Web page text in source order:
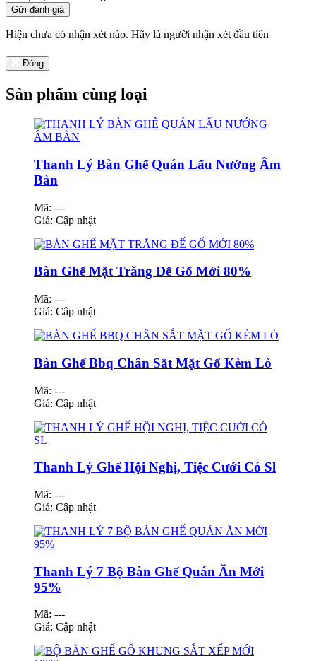
Gửi đánh giá
Hiện chưa có nhận xét nào. Hãy là người nhận xét đầu tiên
Đóng
Sản phẩm cùng loại
Thanh Lý Bàn Ghế Quán Lẩu Nướng Âm
Bàn
Mã: ---
Giá: Cập nhật
Bàn Ghế Mặt Trăng Đế Gổ Mới 80%
Mã: ---
Giá: Cập nhật
Bàn Ghế Bbq Chân Sắt Mặt Gổ Kèm Lò
Mã: ---
Giá: Cập nhật
Thanh Lý Ghế Hội Nghị, Tiệc Cưới Có Sl
Mã: ---
Giá: Cập nhật
Thanh Lý 7 Bộ Bàn Ghế Quán Ăn Mới
95%
Mã: ---
Giá: Cập nhật